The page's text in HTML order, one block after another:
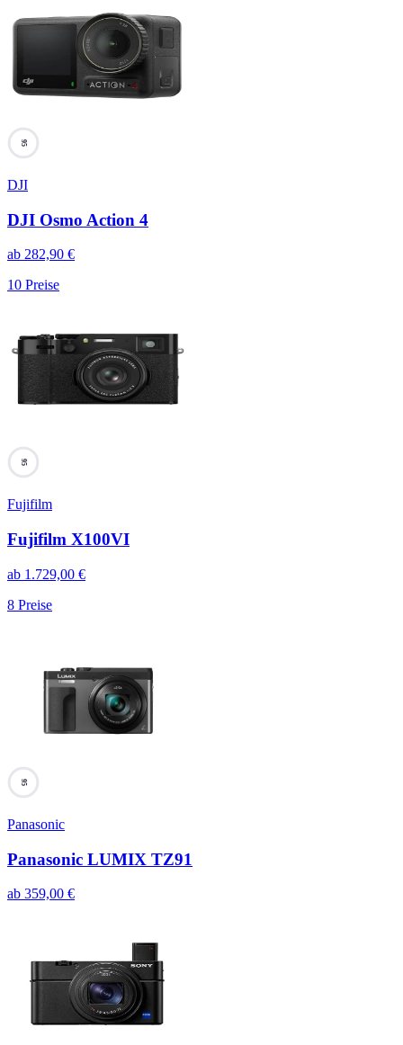
95
DJI
DJI Osmo Action 4
ab 282,90 €
10 Preise
95
Fujifilm
Fujifilm X100VI
ab 1.729,00 €
8 Preise
95
Panasonic
Panasonic LUMIX TZ91
ab 359,00 €